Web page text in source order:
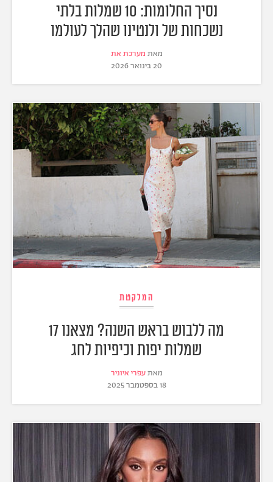
נסיך החלומות: 10 שמלות בלתי
נשכחות של ולנטינו שהלך לעולמו
מאת מערכת את
20 בינואר 2026
המלקטת
מה ללבוש בראש השנה? מצאנו 17
שמלות יפות וכיפיות לחג
מאתעפרי איוניר
18 בספטמבר 2025